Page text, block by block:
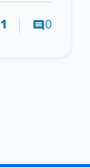
1 0